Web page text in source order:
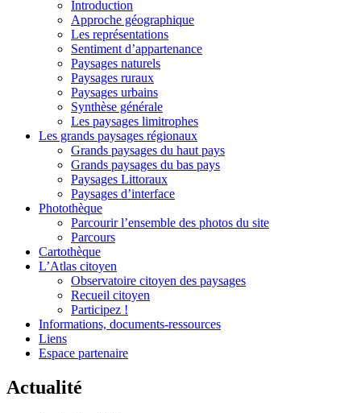
Introduction
Approche géographique
Les représentations
Sentiment d’appartenance
Paysages naturels
Paysages ruraux
Paysages urbains
Synthèse générale
Les paysages limitrophes
Les grands paysages régionaux
Grands paysages du haut pays
Grands paysages du bas pays
Paysages Littoraux
Paysages d’interface
Photothèque
Parcourir l’ensemble des photos du site
Parcours
Cartothèque
L’Atlas citoyen
Observatoire citoyen des paysages
Recueil citoyen
Participez !
Informations, documents-ressources
Liens
Espace partenaire
Actualité